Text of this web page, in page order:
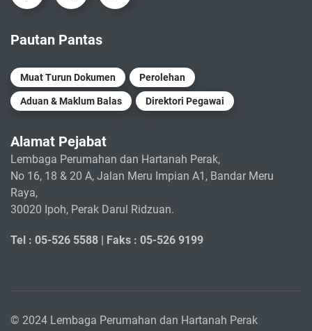
Pautan Pantas
Muat Turun Dokumen Perolehan
Aduan & Maklum Balas Direktori Pegawai
Alamat Pejabat
Lembaga Perumahan dan Hartanah Perak,
No 16, 18 & 20 A, Jalan Meru Impian A1, Bandar Meru
Raya,
30020 Ipoh, Perak Darul Ridzuan.
Tel : 05-526 5588 | Faks : 05-526 9199
© 2024 Lembaga Perumahan dan Hartanah Perak